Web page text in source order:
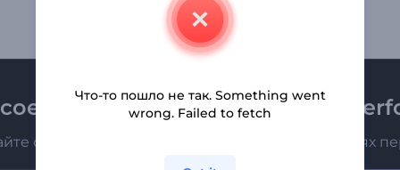
к рассылке
о последних новостях и новых предложениях
Что-то пошло не так. Something went
wrong. Failed to fetch